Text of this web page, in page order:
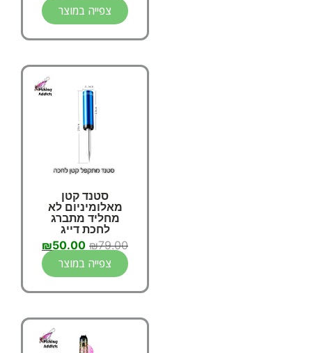
צפייה במוצר
סטנד קטן
מאלומיניום לא
מחליד מתברג
לחכת דייג
₪79.00
₪50.00
צפייה במוצר